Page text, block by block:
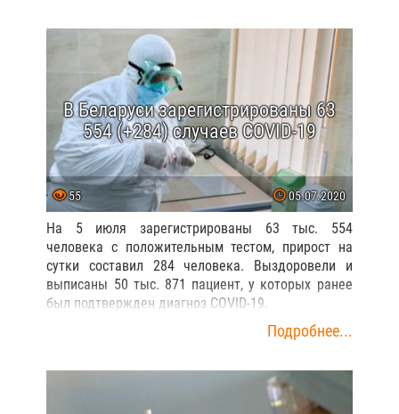
В Беларуси зарегистрированы 63
554 (+284) случаев COVID-19
55 05.07.2020
На 5 июля зарегистрированы 63 тыс. 554
человека с положительным тестом, прирост на
сутки составил 284 человека. Выздоровели и
выписаны 50 тыс. 871 пациент, у которых ранее
был подтвержден диагноз COVID-19.
Подробнее...